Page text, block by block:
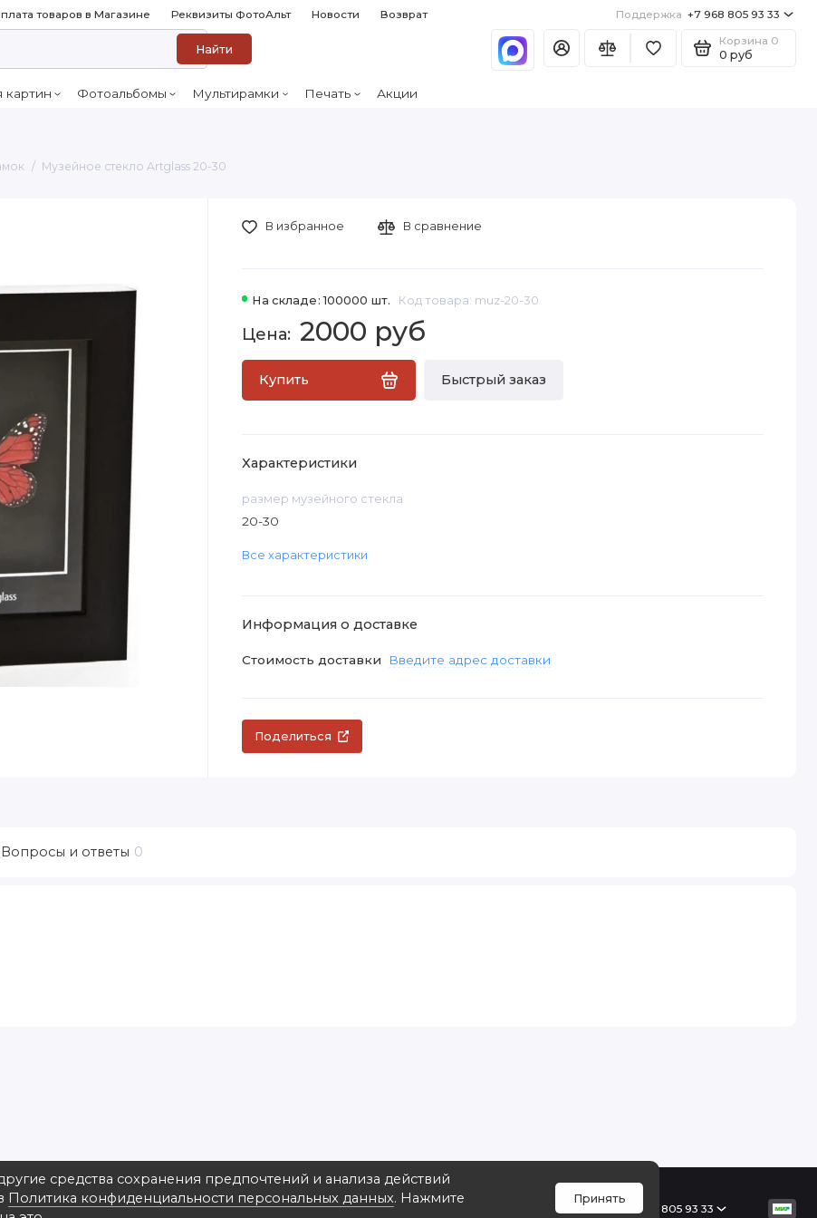
товаров в Магазине Реквизиты ФотоАльт Новости Возврат Поддержка +7 968 805 93 33
Найти
Корзина 0
0 руб
картин Фотоальбомы Мультирамки Печать Акции
Музейное стекло Artglass 20-30
На складе: 100000 шт. Код товара: muz-20-30
2000 руб
Купить Быстрый заказ
В избранное В сравнение
Характеристики
размер музейного стекла
20-30
Все характеристики
Информация о доставке
Стоимость доставки Введите адрес доставки
Поделиться
Вопросы и ответы 0
средства сохранения предпочтений и анализа действий
Политика конфиденциальности персональных данных. Нажмите
Принять
на ул. Зверинецкая 22, ФотоАльт Поддержка +7 968 805 93 33